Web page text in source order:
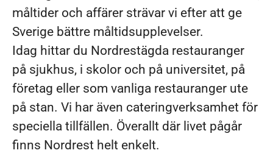
måltider och affärer strävar vi efter att ge
Sverige bättre måltidsupplevelser.
Idag hittar du Nordrestägda restauranger
på sjukhus, i skolor och på universitet, på
företag eller som vanliga restauranger ute
på stan. Vi har även cateringverksamhet för
speciella tillfällen. Överallt där livet pågår
finns Nordrest helt enkelt.